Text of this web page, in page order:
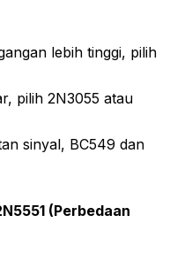
lebih tinggi, pilih
pilih 2N3055 atau
sinyal, BC549 dan
(Perbedaan